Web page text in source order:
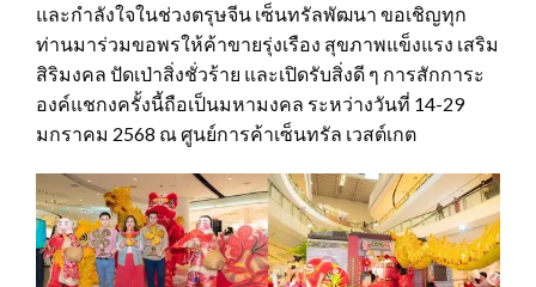
และกำลังใจในช่วงตรุษจีน เซ็นทรัลพัฒนา ขอเชิญทุก
ท่านมาร่วมขอพรให้ค้าขายรุ่งเรือง สุขภาพแข็งแรง เสริม
สิริมงคล ปัดเป่าสิ่งชั่วร้าย และเปิดรับสิ่งดี ๆ การสักการะ
องค์แชกงครั้งนี้ถือเป็นมหามงคล ระหว่างวันที่ 14-29
มกราคม 2568 ณ ศูนย์การค้าเซ็นทรัล เวสต์เกต